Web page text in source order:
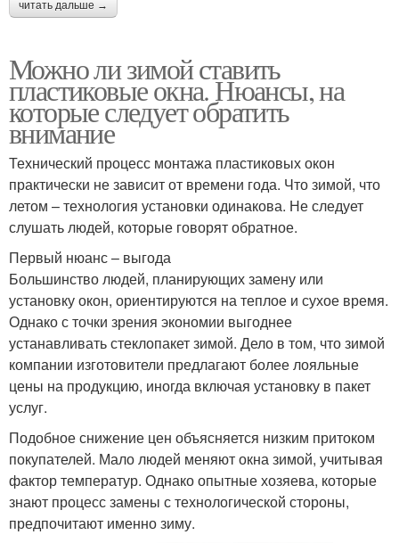
читать дальше →
Можно ли зимой ставить
пластиковые окна. Нюансы, на
которые следует обратить
внимание
Технический процесс монтажа пластиковых окон
практически не зависит от времени года. Что зимой, что
летом – технология установки одинакова. Не следует
слушать людей, которые говорят обратное.
Первый нюанс – выгода
Большинство людей, планирующих замену или
установку окон, ориентируются на теплое и сухое время.
Однако с точки зрения экономии выгоднее
устанавливать стеклопакет зимой. Дело в том, что зимой
компании изготовители предлагают более лояльные
цены на продукцию, иногда включая установку в пакет
услуг.
Подобное снижение цен объясняется низким притоком
покупателей. Мало людей меняют окна зимой, учитывая
фактор температур. Однако опытные хозяева, которые
знают процесс замены с технологической стороны,
предпочитают именно зиму.